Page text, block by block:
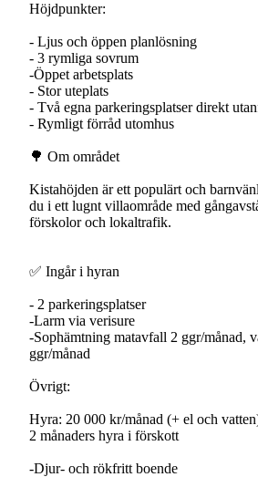
Höjdpunkter:
- Ljus och öppen planlösning
- 3 rymliga sovrum
-Öppet arbetsplats
- Stor uteplats
- Två egna parkeringsplatser direkt
- Rymligt förråd utomhus
🌳 Om området
Kistahöjden är ett populärt och
du i ett lugnt villaområde med
förskolor och lokaltrafik.
✅ Ingår i hyran
- 2 parkeringsplatser
-Larm via verisure
-Sophämtning matavfall 2 ggr/månad,
ggr/månad
Övrigt:
Hyra: 20 000 kr/månad (+ el och
2 månaders hyra i förskott
-Djur- och rökfritt boende